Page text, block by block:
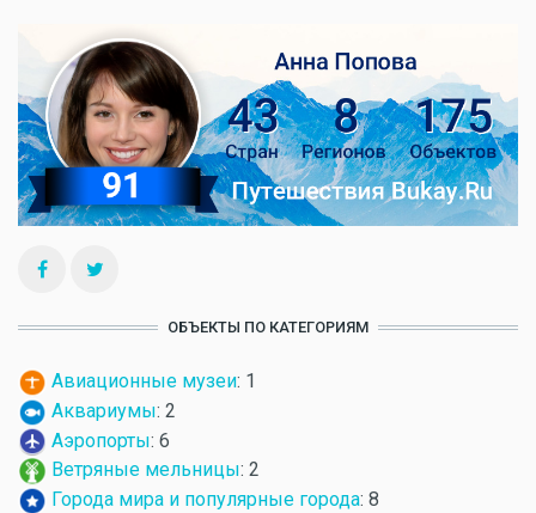
ОБЪЕКТЫ ПО КАТЕГОРИЯМ
Авиационные музеи: 1
Аквариумы: 2
Аэропорты: 6
Ветряные мельницы: 2
Города мира и популярные города: 8